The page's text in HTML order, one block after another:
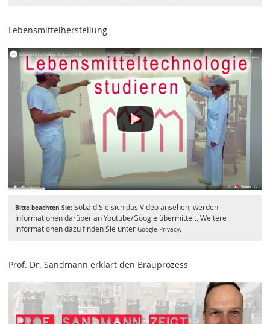
Lebensmittelherstellung
Bitte beachten Sie:Sobald Sie sich das Video ansehen, werden
Informationen darüber an Youtube/Google übermittelt. Weitere
Informationen dazu finden Sie unter Google Privacy.
Prof. Dr. Sandmann erklärt den Brauprozess